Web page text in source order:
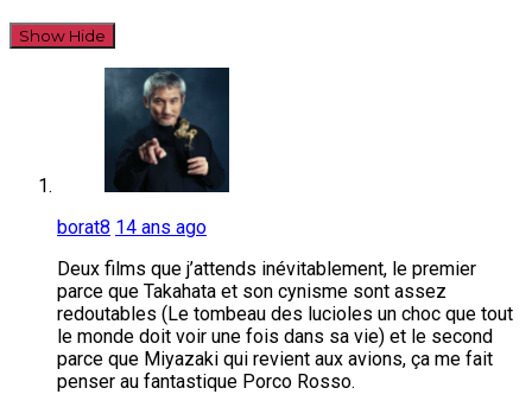
Show Hide
borat8 14 ans ago
Deux films que j’attends inévitablement, le premier
parce que Takahata et son cynisme sont assez
redoutables (Le tombeau des lucioles un choc que tout
le monde doit voir une fois dans sa vie) et le second
parce que Miyazaki qui revient aux avions, ça me fait
penser au fantastique Porco Rosso.